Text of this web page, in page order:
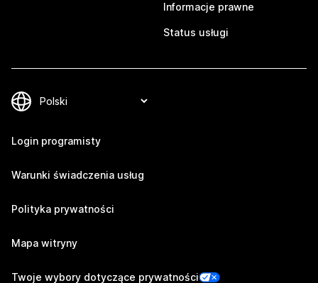
Informacje prawne
Status usługi
Login programisty
Warunki świadczenia usług
Polityka prywatności
Mapa witryny
Twoje wybory dotyczące prywatności